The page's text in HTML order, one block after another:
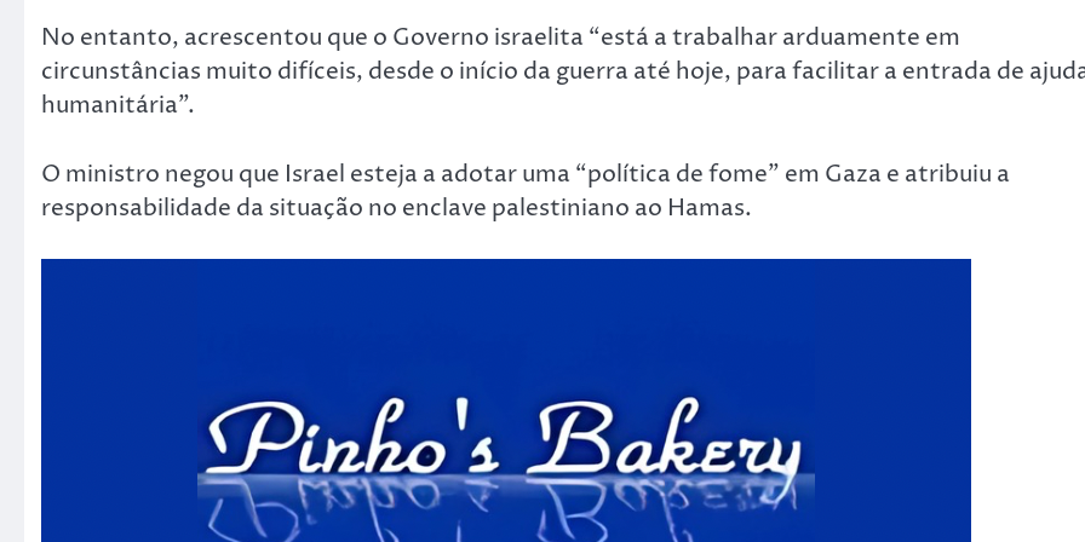
No entanto, acrescentou que o Governo israelita “está a trabalhar arduamente em
circunstâncias muito difíceis, desde o início da guerra até hoje, para facilitar a entrada de
humanitária”.
O ministro negou que Israel esteja a adotar uma “política de fome” em Gaza e atribuiu a
responsabilidade da situação no enclave palestiniano ao Hamas.